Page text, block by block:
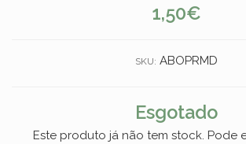
1,50€
SKU: ABOPRMD
Esgotado
Este produto já não tem stock. Pode